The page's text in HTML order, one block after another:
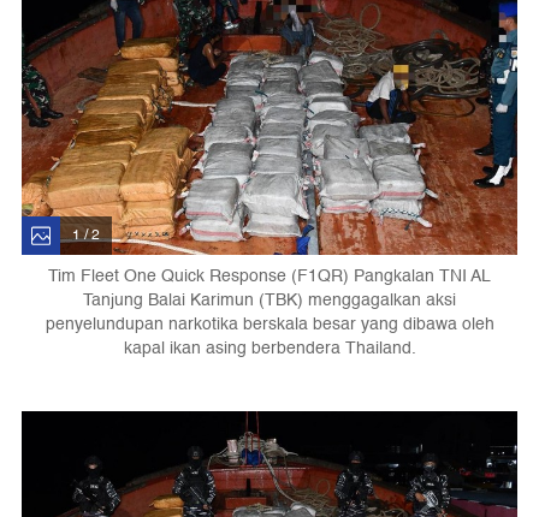
1 / 2
Tim Fleet One Quick Response (F1QR) Pangkalan TNI AL
Tanjung Balai Karimun (TBK) menggagalkan aksi
penyelundupan narkotika berskala besar yang dibawa oleh
kapal ikan asing berbendera Thailand.